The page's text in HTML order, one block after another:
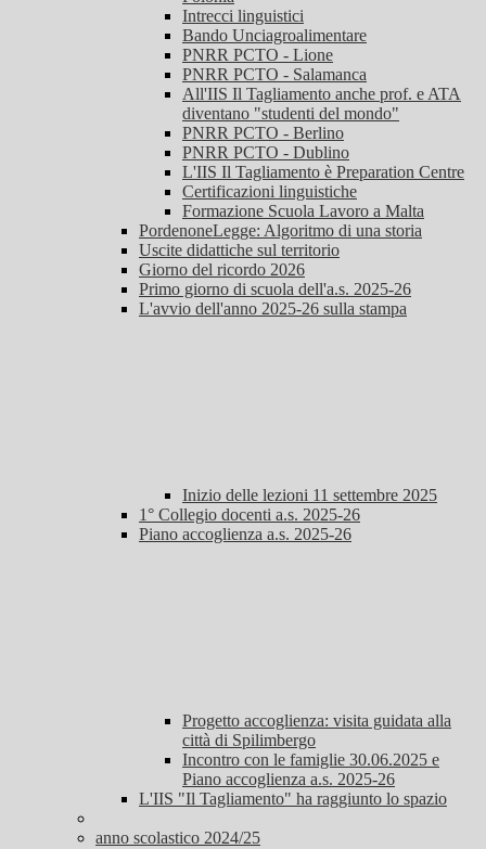
Intrecci linguistici
Bando Unciagroalimentare
PNRR PCTO - Lione
PNRR PCTO - Salamanca
All'IIS Il Tagliamento anche prof. e ATA
diventano "studenti del mondo"
PNRR PCTO - Berlino
PNRR PCTO - Dublino
L'IIS Il Tagliamento è Preparation Centre
Certificazioni linguistiche
Formazione Scuola Lavoro a Malta
PordenoneLegge: Algoritmo di una storia
Uscite didattiche sul territorio
Giorno del ricordo 2026
Primo giorno di scuola dell'a.s. 2025-26
L'avvio dell'anno 2025-26 sulla stampa
Inizio delle lezioni 11 settembre 2025
1° Collegio docenti a.s. 2025-26
Piano accoglienza a.s. 2025-26
Progetto accoglienza: visita guidata alla
città di Spilimbergo
Incontro con le famiglie 30.06.2025 e
Piano accoglienza a.s. 2025-26
L'IIS "Il Tagliamento" ha raggiunto lo spazio
anno scolastico 2024/25